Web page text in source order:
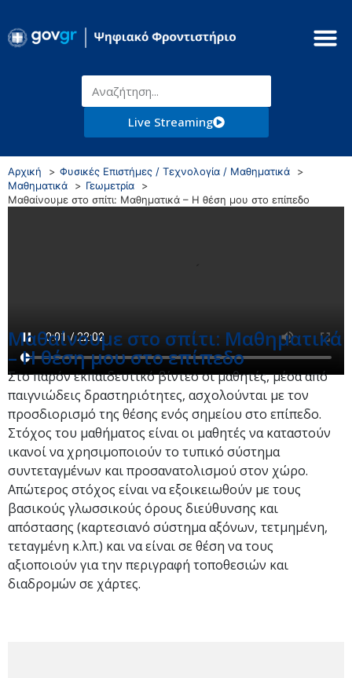
Live Streaming
Αρχική
Φυσικές Επιστήμες / Τεχνολογία / Μαθηματικά
Μαθηματικά
Γεωμετρία
Μαθαίνουμε στο σπίτι: Μαθηματικά – Η θέση μου στο επίπεδο
Μαθαίνουμε στο σπίτι: Μαθηματικά
– Η θέση μου στο επίπεδο
Στο παρόν εκπαιδευτικό βίντεο οι μαθητές, μέσα από
παιγνιώδεις δραστηριότητες, ασχολούνται με τον
προσδιορισμό της θέσης ενός σημείου στο επίπεδο.
Στόχος του μαθήματος είναι οι μαθητές να καταστούν
ικανοί να χρησιμοποιούν το τυπικό σύστημα
συντεταγμένων και προσανατολισμού στον χώρο.
Απώτερος στόχος είναι να εξοικειωθούν με τους
βασικούς γλωσσικούς όρους διεύθυνσης και
απόστασης (καρτεσιανό σύστημα αξόνων, τετμημένη,
τεταγμένη κ.λπ.) και να είναι σε θέση να τους
αξιοποιούν για την περιγραφή τοποθεσιών και
διαδρομών σε χάρτες.